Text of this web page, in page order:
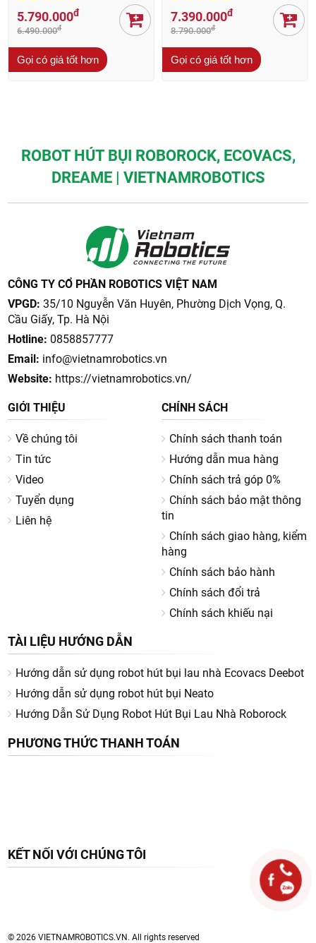
5.790.000đ
6.490.000đ
Gọi có giá tốt hơn
7.390.000đ
8.790.000đ
Gọi có giá tốt hơn
ROBOT HÚT BỤI ROBOROCK, ECOVACS,
DREAME | VIETNAMROBOTICS
CÔNG TY CỔ PHẦN ROBOTICS VIỆT NAM
VPGD: 35/10 Nguyễn Văn Huyên, Phường Dịch Vọng, Q.
Cầu Giấy, Tp. Hà Nội
Hotline: 0858857777
Email: info@vietnamrobotics.vn
Website: https://vietnamrobotics.vn/
GIỚI THIỆU
Về chúng tôi
Tin tức
Video
Tuyển dụng
Liên hệ
CHÍNH SÁCH
Chính sách thanh toán
Hướng dẫn mua hàng
Chính sách trả góp 0%
Chính sách bảo mật thông
tin
Chính sách giao hàng, kiểm
hàng
Chính sách bảo hành
Chính sách đổi trả
Chính sách khiếu nại
TÀI LIỆU HƯỚNG DẪN
Hướng dẫn sử dụng robot hút bụi lau nhà Ecovacs Deebot
Hướng dẫn sử dụng robot hút bụi Neato
Hướng Dẫn Sử Dụng Robot Hút Bụi Lau Nhà Roborock
PHƯƠNG THỨC THANH TOÁN
KẾT NỐI VỚI CHÚNG TÔI
© 2026 VIETNAMROBOTICS.VN. All rights reserved